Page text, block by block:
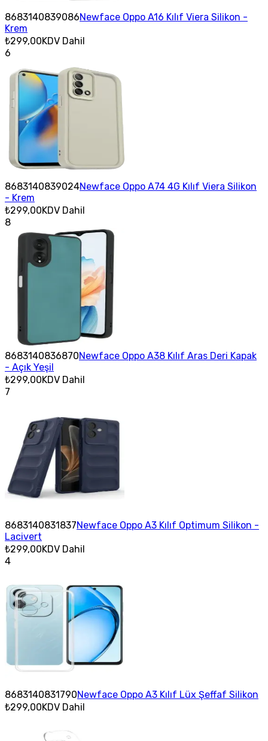
8683140839086Newface Oppo A16 Kılıf Viera Silikon -
Krem
₺299,00KDV Dahil
6
8683140839024Newface Oppo A74 4G Kılıf Viera Silikon
- Krem
₺299,00KDV Dahil
8
8683140836870Newface Oppo A38 Kılıf Aras Deri Kapak
- Açık Yeşil
₺299,00KDV Dahil
7
8683140831837Newface Oppo A3 Kılıf Optimum Silikon -
Lacivert
₺299,00KDV Dahil
4
8683140831790Newface Oppo A3 Kılıf Lüx Şeffaf Silikon
₺299,00KDV Dahil